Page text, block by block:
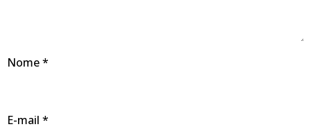
Nome*
E-mail *